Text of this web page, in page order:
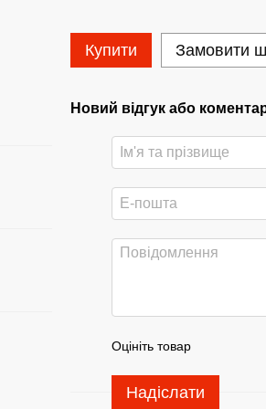
Купити Замовити
Новий відгук або
Оцініть товар
Надіслати